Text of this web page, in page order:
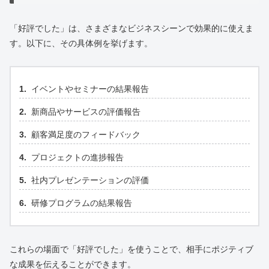
「好評でした」は、さまざまなビジネスシーンで効果的に使えま
す。以下に、その具体例を挙げます。
イベントやセミナーの結果報告
新商品やサービスの評価報告
顧客満足度のフィードバック
プロジェクトの進捗報告
社内プレゼンテーションの評価
研修プログラムの結果報告
これらの場面で「好評でした」を使うことで、相手にポジティブ
な成果を伝えることができます。